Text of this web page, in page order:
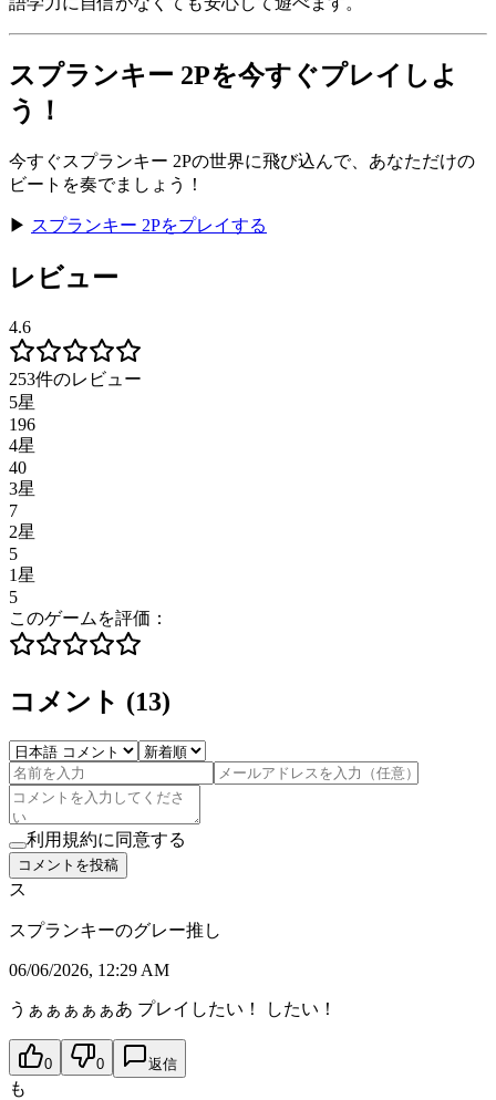
スプランキー 2Pを今すぐプレイしよ
う！
今すぐスプランキー 2Pの世界に飛び込んで、あなただけの
ビートを奏でましょう！
▶︎ スプランキー 2Pをプレイする
レビュー
4.6
253件のレビュー
5星
196
4星
40
3星
7
2星
5
1星
5
このゲームを評価：
コメント (13)
利用規約に同意する
コメントを投稿
ス
スプランキーのグレー推し
06/06/2026, 12:29 AM
うぁぁぁぁぁあ プレイしたい！ したい！
0 0 返信
も